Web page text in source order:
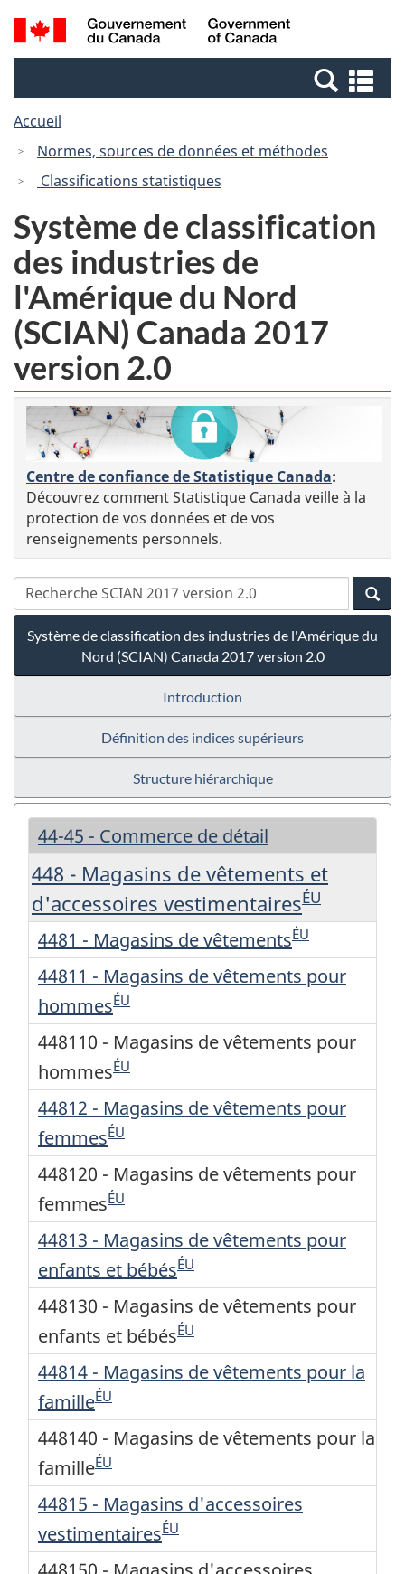
Passer
au
Passer
à
Canada
Recherche
et
et
Accueil
Normes, sources de données et méthodes
Classifications statistiques
Système de classification
des industries de
l'Amérique du Nord
(SCIAN) Canada 2017
version 2.0
Centre de confiance de Statistique Canada:
Découvrez comment Statistique Canada veille à la
protection de vos données et de vos
renseignements personnels.
Système de classification des industries de l'Amérique du
Nord (SCIAN) Canada 2017 version 2.0
Introduction
Définition des indices supérieurs
Structure hiérarchique
44-45 - Commerce de détail
448 - Magasins de vêtements et
d'accessoires vestimentairesÉU
4481 - Magasins de vêtementsÉU
44811 - Magasins de vêtements pour
hommesÉU
448110 - Magasins de vêtements pour
hommesÉU
44812 - Magasins de vêtements pour
femmesÉU
448120 - Magasins de vêtements pour
femmesÉU
44813 - Magasins de vêtements pour
enfants et bébésÉU
448130 - Magasins de vêtements pour
enfants et bébésÉU
44814 - Magasins de vêtements pour la
familleÉU
448140 - Magasins de vêtements pour la
familleÉU
44815 - Magasins d'accessoires
vestimentairesÉU